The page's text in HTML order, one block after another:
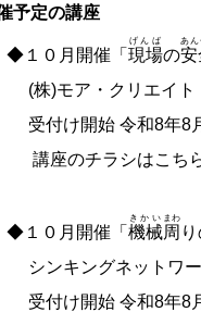
予定の講座
０月開催「 現場
げんば
の安
あ
)モア・クリエイト
け開始 令和8年8
のチラシはこち
０月開催「 機械
きかい
周
まわ
キングネットワー
け開始 令和8年8月